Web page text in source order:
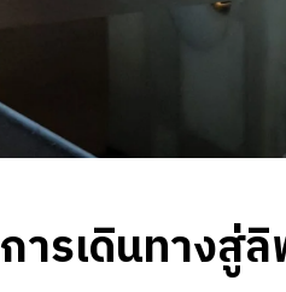
การเดินทางสู่